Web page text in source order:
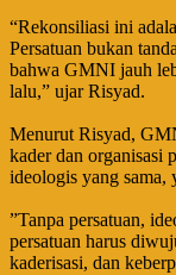
‎“Rekonsiliasi ini
Persatuan bukan
bahwa GMNI jauh
lalu,” ujar Risyad.
‎Menurut Risyad,
kader dan organisasi
ideologis yang sama,
‎”Tanpa persatuan,
persatuan harus
kaderisasi, dan